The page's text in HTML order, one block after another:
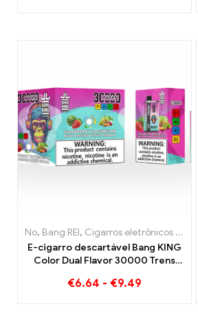
No, Bang REI, Cigarros eletrônicos descartáveis ​​Lituânia
E-cigarro descartável Bang KING
Color Dual Flavor 30000 Trens
Morango e Goiaba Kiwi Maracujá
€6.64 - €9.49